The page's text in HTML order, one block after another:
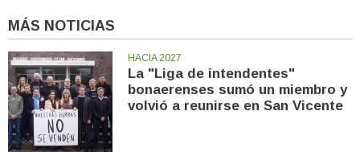
MÁS NOTICIAS
HACIA 2027
La "Liga de intendentes"
bonaerenses sumó un miembro y
volvió a reunirse en San Vicente